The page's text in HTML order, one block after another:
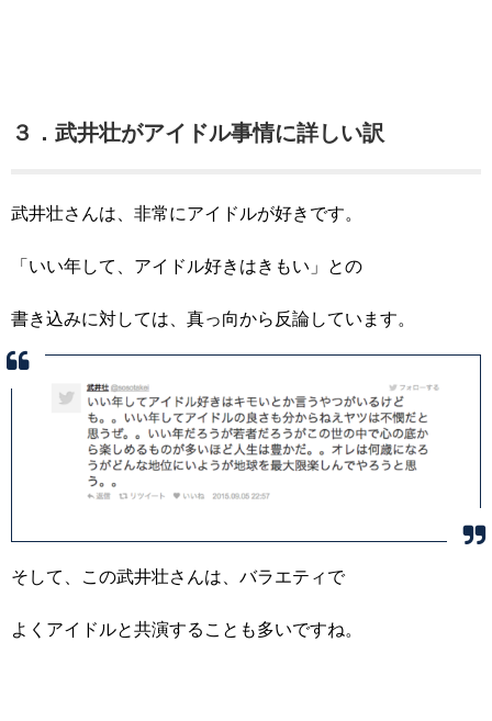
３．武井壮がアイドル事情に詳しい訳
武井壮さんは、非常にアイドルが好きです。
「いい年して、アイドル好きはきもい」との
書き込みに対しては、真っ向から反論しています。
そして、この武井壮さんは、バラエティで
よくアイドルと共演することも多いですね。